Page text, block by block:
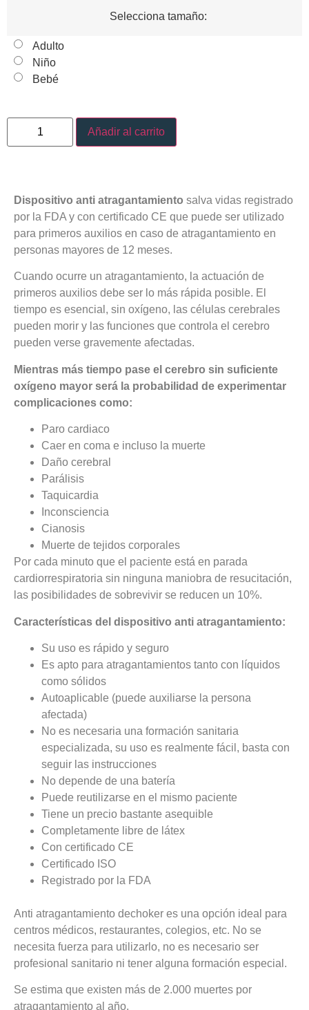
Selecciona tamaño:
Adulto
Niño
Bebé
Añadir al carrito
Dispositivo anti atragantamiento salva vidas registrado
por la FDA y con certificado CE que puede ser utilizado
para primeros auxilios en caso de atragantamiento en
personas mayores de 12 meses.
Cuando ocurre un atragantamiento, la actuación de
primeros auxilios debe ser lo más rápida posible. El
tiempo es esencial, sin oxígeno, las células cerebrales
pueden morir y las funciones que controla el cerebro
pueden verse gravemente afectadas.
Mientras más tiempo pase el cerebro sin suficiente
oxígeno mayor será la probabilidad de experimentar
complicaciones como:
Paro cardiaco
Caer en coma e incluso la muerte
Daño cerebral
Parálisis
Taquicardia
Inconsciencia
Cianosis
Muerte de tejidos corporales
Por cada minuto que el paciente está en parada
cardiorrespiratoria sin ninguna maniobra de resucitación,
las posibilidades de sobrevivir se reducen un 10%.
Características del dispositivo anti atragantamiento:
Su uso es rápido y seguro
Es apto para atragantamientos tanto con líquidos
como sólidos
Autoaplicable (puede auxiliarse la persona
afectada)
No es necesaria una formación sanitaria
especializada, su uso es realmente fácil, basta con
seguir las instrucciones
No depende de una batería
Puede reutilizarse en el mismo paciente
Tiene un precio bastante asequible
Completamente libre de látex
Con certificado CE
Certificado ISO
Registrado por la FDA
Anti atragantamiento dechoker es una opción ideal para
centros médicos, restaurantes, colegios, etc. No se
necesita fuerza para utilizarlo, no es necesario ser
profesional sanitario ni tener alguna formación especial.
Se estima que existen más de 2.000 muertes por
atragantamiento al año.